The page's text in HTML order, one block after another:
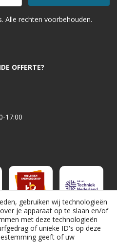
Alle rechten voorbehouden.
OFFERTE?
17:00
gebruiken wij technologieën
je apparaat op te slaan en/of
met deze technologieën
of unieke ID's op deze
geeft of uw